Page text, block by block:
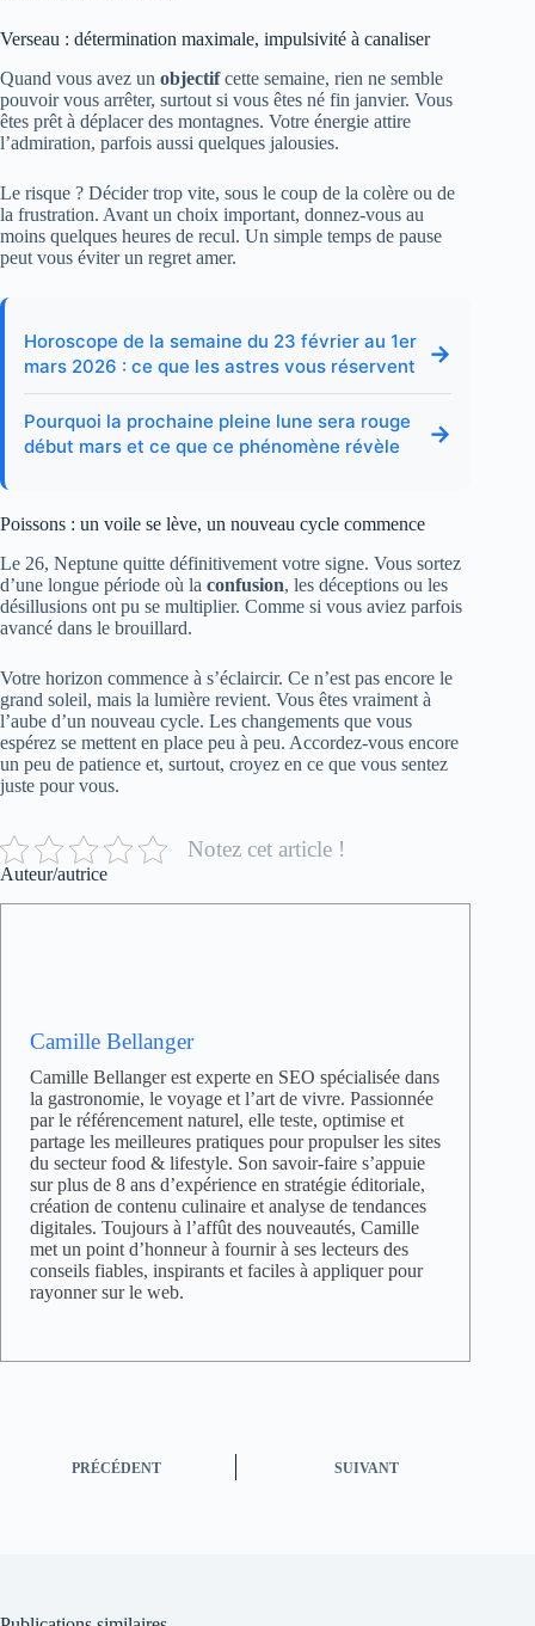
Verseau : détermination maximale, impulsivité à canaliser
Quand vous avez un objectifcette semaine, rien ne semble
pouvoir vous arrêter, surtout si vous êtes né fin janvier. Vous
êtes prêt à déplacer des montagnes. Votre énergie attire
l’admiration, parfois aussi quelques jalousies.
Le risque ? Décider trop vite, sous le coup de la colère ou de
la frustration. Avant un choix important, donnez-vous au
moins quelques heures de recul. Un simple temps de pause
peut vous éviter un regret amer.
Horoscope de la semaine du 23 février au 1er
mars 2026 : ce que les astres vous réservent
→
Pourquoi la prochaine pleine lune sera rouge
début mars et ce que ce phénomène révèle
→
Poissons : un voile se lève, un nouveau cycle commence
Le 26, Neptune quitte définitivement votre signe. Vous sortez
d’une longue période où la confusion, les déceptions ou les
désillusions ont pu se multiplier. Comme si vous aviez parfois
avancé dans le brouillard.
Votre horizon commence à s’éclaircir. Ce n’est pas encore le
grand soleil, mais la lumière revient. Vous êtes vraiment à
l’aube d’un nouveau cycle. Les changements que vous
espérez se mettent en place peu à peu. Accordez-vous encore
un peu de patience et, surtout, croyez en ce que vous sentez
juste pour vous.
Notez cet article !
Auteur/autrice
Camille Bellanger
Camille Bellanger est experte en SEO spécialisée dans
la gastronomie, le voyage et l’art de vivre. Passionnée
par le référencement naturel, elle teste, optimise et
partage les meilleures pratiques pour propulser les sites
du secteur food & lifestyle. Son savoir-faire s’appuie
sur plus de 8 ans d’expérience en stratégie éditoriale,
création de contenu culinaire et analyse de tendances
digitales. Toujours à l’affût des nouveautés, Camille
met un point d’honneur à fournir à ses lecteurs des
conseils fiables, inspirants et faciles à appliquer pour
rayonner sur le web.
PRÉCÉDENT SUIVANT